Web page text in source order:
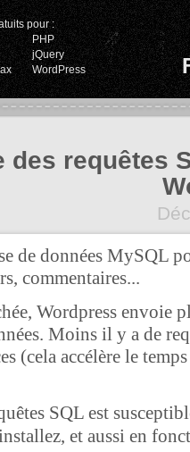
pour :
PHP
jQuery
WordPress
requêtes
de données MySQL
commentaires...
Wordpress envoie
Moins il y a de
(cela accélère le
SQL est
et aussi en